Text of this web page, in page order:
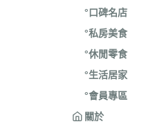
°口碑名店
°私房美食
°休閒零食
°生活居家
°會員專區
關於